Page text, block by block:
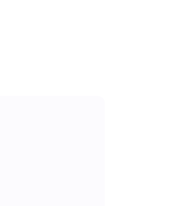
e